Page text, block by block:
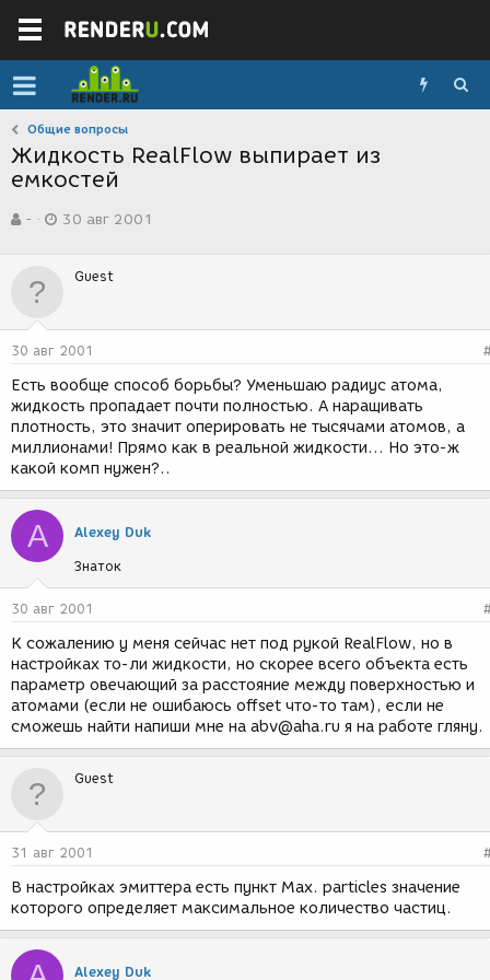
Общие вопросы
Жидкость RealFlow выпирает из
емкостей
в
р
м
-
а
д
н
и
я
30 авг 2001
Guest
30 авг 2001
Есть вообще способ борьбы? Уменьшаю радиус атома,
жидкость пропадает почти полностью. А наращивать
плотность, это значит оперировать не тысячами атомов, а
миллионами! Прямо как в реальной жидкости... Но это-ж
какой комп нужен?..
A Alexey Duk
Знаток
30 авг 2001
К сожалению у меня сейчас нет под рукой RealFlow, но в
настройках то-ли жидкости, но скорее всего объекта есть
параметр овечающий за расстояние между поверхностью и
атомами (если не ошибаюсь offset что-то там), если не
сможешь найти напиши мне на abv@aha.ru я на работе гляну.
Guest
31 авг 2001
В настройках эмиттера есть пункт Max. particles значение
которого определяет максимальное количество частиц.
Alexey Duk